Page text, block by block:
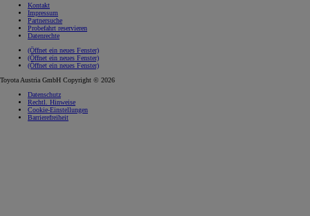
Kontakt
Impressum
Partnersuche
Probefahrt reservieren
Datenrechte
(Öffnet ein neues Fenster)
(Öffnet ein neues Fenster)
(Öffnet ein neues Fenster)
Toyota Austria GmbH Copyright © 2026
Datenschutz
Rechtl. Hinweise
Cookie-Einstellungen
Barrierefreiheit